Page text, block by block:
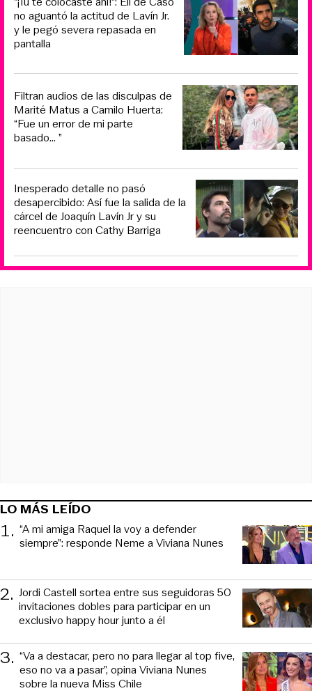
no aguantó la actitud de Lavín Jr.
y le pegó severa repasada en
pantalla
Filtran audios de las disculpas de
Marité Matus a Camilo Huerta:
“Fue un error de mi parte
basado... ”
Inesperado detalle no pasó
desapercibido: Así fue la salida de la
cárcel de Joaquín Lavín Jr y su
reencuentro con Cathy Barriga
LO MÁS LEÍDO
1. “A mi amiga Raquel la voy a defender
siempre”: responde Neme a Viviana Nunes
2. Jordi Castell sortea entre sus seguidoras 50
invitaciones dobles para participar en un
exclusivo happy hour junto a él
3. “Va a destacar, pero no para llegar al top five,
eso no va a pasar”, opina Viviana Nunes
sobre la nueva Miss Chile